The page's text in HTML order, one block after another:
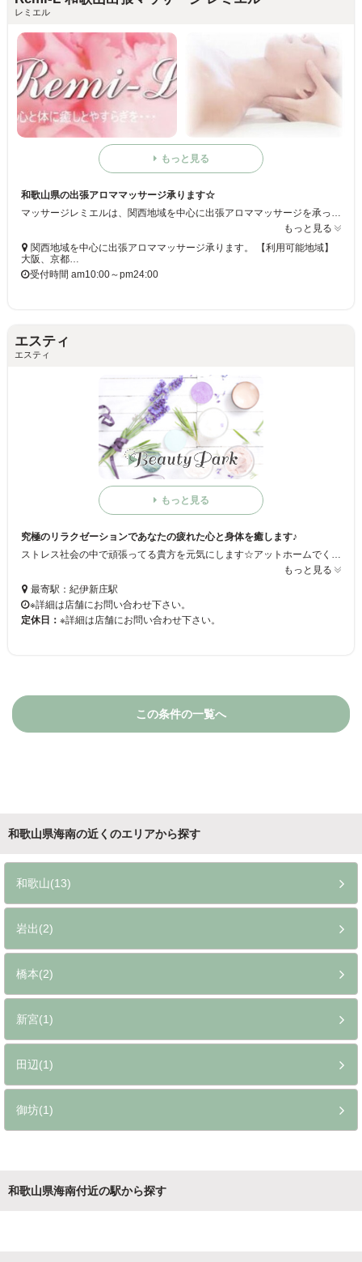
レミエル
もっと見る
和歌山県の出張アロママッサージ承ります☆
もっと見る
関西地域を中心に出張アロママッサージ承ります。 【利用可能地域】
大阪、京都…
受付時間 am10:00～pm24:00
エスティ
エスティ
もっと見る
究極のリラクゼーションであなたの疲れた心と身体を癒します♪
もっと見る
最寄駅：紀伊新庄駅
※詳細は店舗にお問い合わせ下さい。
定休日： ※詳細は店舗にお問い合わせ下さい。
この条件の一覧へ
和歌山県海南の近くのエリアから探す
和歌山(13)
岩出(2)
橋本(2)
新宮(1)
田辺(1)
御坊(1)
和歌山県海南付近の駅から探す